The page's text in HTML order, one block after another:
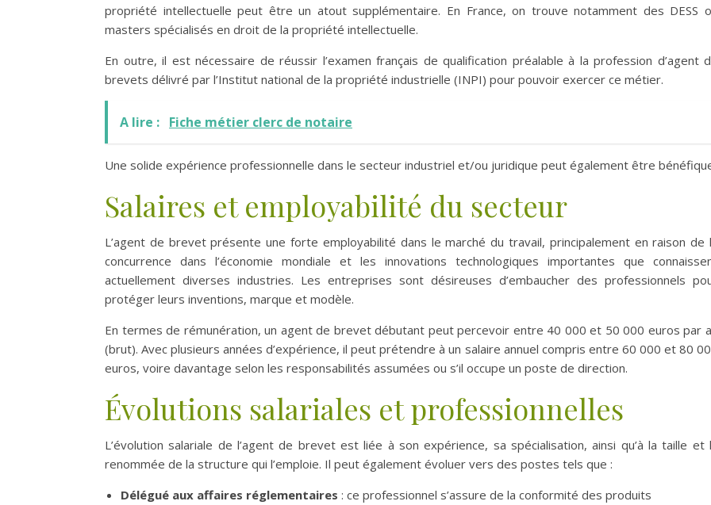
propriété intellectuelle peut être un atout supplémentaire. En France, on trouve notamment des DESS
masters spécialisés en droit de la propriété intellectuelle.
En outre, il est nécessaire de réussir l’examen français de qualification préalable à la profession d’agent
brevets délivré par l’Institut national de la propriété industrielle (INPI) pour pouvoir exercer ce métier.
A lire : Fiche métier clerc de notaire
Une solide expérience professionnelle dans le secteur industriel et/ou juridique peut également être
Salaires et employabilité du secteur
L’agent de brevet présente une forte employabilité dans le marché du travail, principalement en raison de
concurrence dans l’économie mondiale et les innovations technologiques importantes que
actuellement diverses industries. Les entreprises sont désireuses d’embaucher des professionnels
protéger leurs inventions, marque et modèle.
En termes de rémunération, un agent de brevet débutant peut percevoir entre 40 000 et 50 000 euros par
(brut). Avec plusieurs années d’expérience, il peut prétendre à un salaire annuel compris entre 60 000 et 80
euros, voire davantage selon les responsabilités assumées ou s’il occupe un poste de direction.
Évolutions salariales et professionnelles
L’évolution salariale de l’agent de brevet est liée à son expérience, sa spécialisation, ainsi qu’à la taille et
renommée de la structure qui l’emploie. Il peut également évoluer vers des postes tels que :
Délégué aux affaires réglementaires : ce professionnel s’assure de la conformité des produits